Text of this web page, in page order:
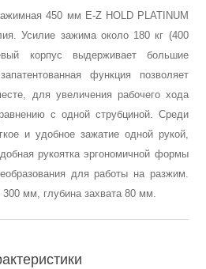
оборудование
450 мм E-Z HOLD PLATINUM
Усилие зажима около 180 кг (400
корпус выдерживает большие
функция позволяет
для увеличения рабочего хода
с одной струбциной. Среди
и удобное зажатие одной рукой,
рукоятка эргономичной формы
для работы на разжим.
мм, глубина захвата 80 мм.